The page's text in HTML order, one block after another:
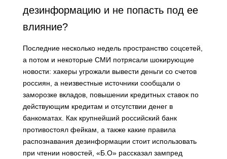
дезинформацию и не попасть под ее
влияние?
Последние несколько недель пространство соцсетей,
а потом и некоторые СМИ потрясали шокирующие
новости: хакеры угрожали вывести деньги со счетов
россиян, а неизвестные источники сообщали о
заморозке вкладов, повышении кредитных ставок по
действующим кредитам и отсутствии денег в
банкоматах. Как крупнейший российский банк
противостоял фейкам, а также какие правила
распознавания дезинформации стоит использовать
при чтении новостей, «Б.О» рассказал зампред